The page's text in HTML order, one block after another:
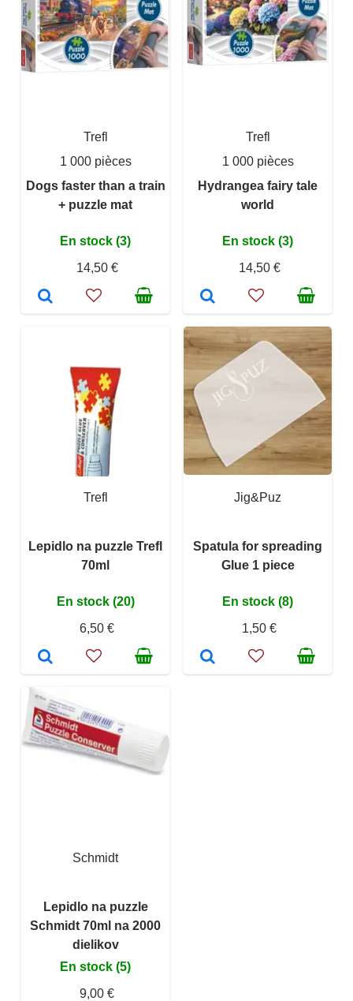
Trefl
1 000 pièces
Dogs faster than a train
+ puzzle mat
En stock (3)
14,50 €
Trefl
1 000 pièces
Hydrangea fairy tale
world
En stock (3)
14,50 €
Trefl
Lepidlo na puzzle Trefl
70ml
En stock (20)
6,50 €
Jig&Puz
Spatula for spreading
Glue 1 piece
En stock (8)
1,50 €
Schmidt
Lepidlo na puzzle
Schmidt 70ml na 2000
dielikov
En stock (5)
9,00 €